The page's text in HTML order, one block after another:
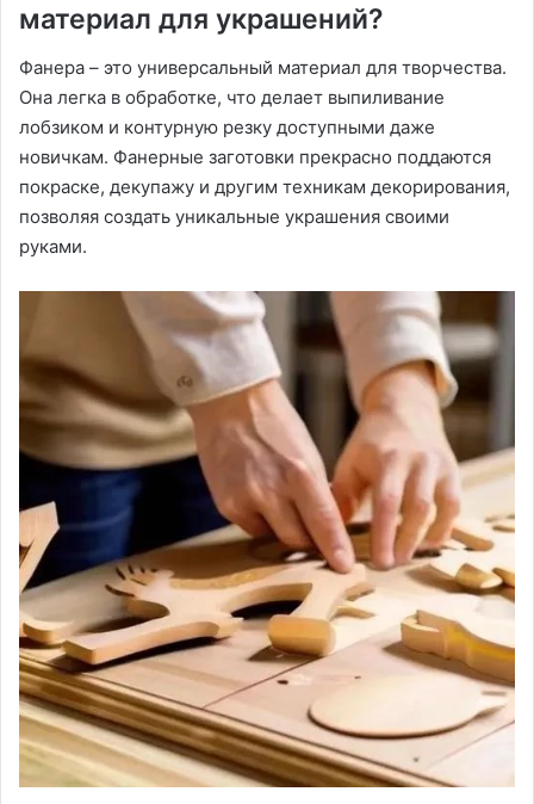
материал для украшений?
Фанера – это универсальный материал для творчества.
Она легка в обработке, что делает выпиливание
лобзиком и контурную резку доступными даже
новичкам. Фанерные заготовки прекрасно поддаются
покраске, декупажу и другим техникам декорирования,
позволяя создать уникальные украшения своими
руками.